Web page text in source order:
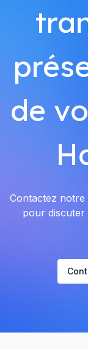
de
Contactez
pour discuter